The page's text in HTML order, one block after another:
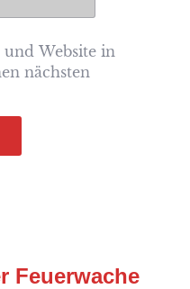
und Website in
nächsten
Feuerwache